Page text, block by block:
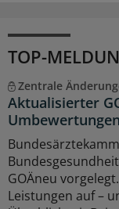
TOP-
Zentrale
Aktualisierter
GOÄneu
Leistungen auf –